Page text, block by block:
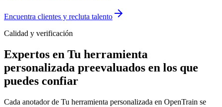
Encuentra clientes y recluta talento
Calidad y verificación
Expertos en Tu herramienta
personalizada preevaluados en los que
puedes confiar
Cada anotador de Tu herramienta personalizada en OpenTrain se